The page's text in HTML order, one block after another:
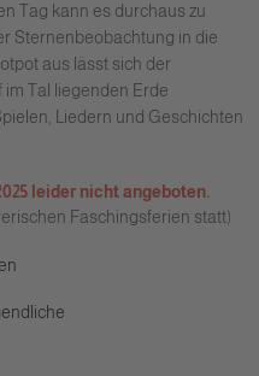
Tag kann es durchaus zu
Sternenbeobachtung in die
aus lässt sich der
Tal liegenden Erde
Liedern und Geschichten
leider nicht angeboten.
Faschingsferien statt)